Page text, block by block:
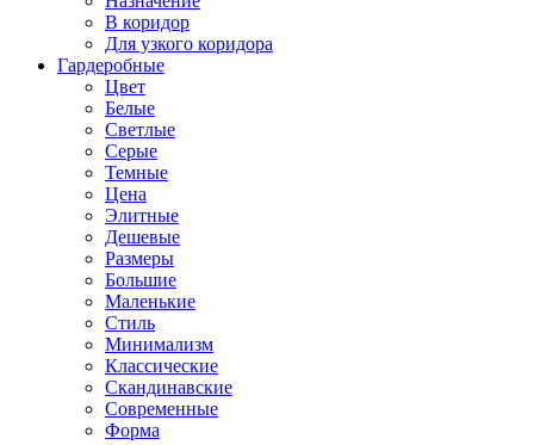
В коридор
Для узкого коридора
Гардеробные
Цвет
Белые
Светлые
Серые
Темные
Цена
Элитные
Дешевые
Размеры
Большие
Маленькие
Стиль
Минимализм
Классические
Скандинавские
Современные
Форма